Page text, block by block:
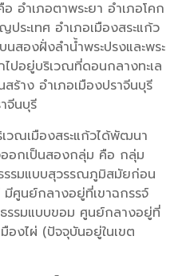
อำเภอตาพระยา อำเภอโคก
ระเทศ อำเภอเมืองสระแก้ว
นสองฝั่งลำน้ำพระปรงและพระ
ปอยู่บริเวณที่ดอนกลางทะเล
ร้าง อำเภอเมืองปราจีนบุรี
จีนบุรี
วณเมืองสระแก้วได้พัฒนา
อกเป็นสองกลุ่ม คือ กลุ่ม
รรมแบบสุวรรณภูมิสมัยก่อน
มีศูนย์กลางอยู่ที่เขาฉกรรจ์
รรมแบบขอม ศูนย์กลางอยู่ที่
องไผ่ (ปัจจุบันอยู่ในเขต